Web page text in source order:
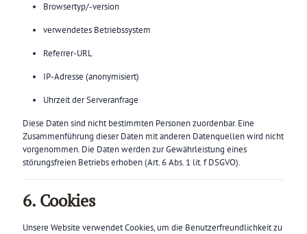
Browsertyp/-version
verwendetes Betriebssystem
Referrer-URL
IP-Adresse (anonymisiert)
Uhrzeit der Serveranfrage
Diese Daten sind nicht bestimmten Personen zuordenbar. Eine
Zusammenführung dieser Daten mit anderen Datenquellen wird nicht
vorgenommen. Die Daten werden zur Gewährleistung eines
störungsfreien Betriebs erhoben (Art. 6 Abs. 1 lit. f DSGVO).
6. Cookies
Unsere Website verwendet Cookies, um die Benutzerfreundlichkeit zu